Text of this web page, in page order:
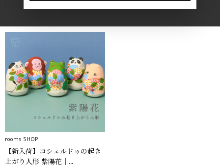
rooms SHOP
【新入荷】コシェルドゥの起き
上がり人形 紫陽花｜